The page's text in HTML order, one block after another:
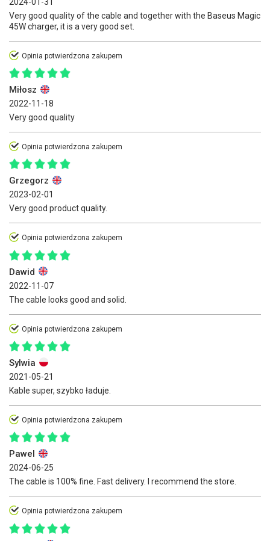
Very good quality of the cable and together with the Baseus Magic
45W charger, it is a very good set.
Opinia potwierdzona zakupem
Miłosz
2022-11-18
Very good quality
Opinia potwierdzona zakupem
Grzegorz
2023-02-01
Very good product quality.
Opinia potwierdzona zakupem
Dawid
2022-11-07
The cable looks good and solid.
Opinia potwierdzona zakupem
Sylwia
2021-05-21
Kable super, szybko ładuje.
Opinia potwierdzona zakupem
Pawel
2024-06-25
The cable is 100% fine. Fast delivery. I recommend the store.
Opinia potwierdzona zakupem